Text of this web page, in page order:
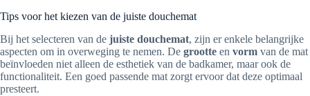
Tips voor het kiezen van de juiste douchemat
Bij het selecteren van de juiste douchemat, zijn er enkele belangrijke
aspecten om in overweging te nemen. De grootte en vorm van de mat
beïnvloeden niet alleen de esthetiek van de badkamer, maar ook de
functionaliteit. Een goed passende mat zorgt ervoor dat deze optimaal
presteert.